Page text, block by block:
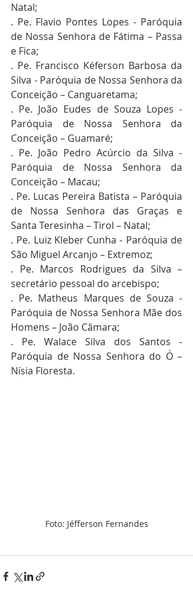
Natal;
. Pe. Flavio Pontes Lopes - Paróquia
de Nossa Senhora de Fátima – Passa
e Fica;
. Pe. Francisco Kéferson Barbosa da
Silva - Paróquia de Nossa Senhora da
Conceição – Canguaretama;
. Pe. João Eudes de Souza Lopes -
Paróquia de Nossa Senhora da
Conceição – Guamaré;
. Pe. João Pedro Acúrcio da Silva -
Paróquia de Nossa Senhora da
Conceição – Macau;
. Pe. Lucas Pereira Batista – Paróquia
de Nossa Senhora das Graças e
Santa Teresinha – Tirol – Natal;
. Pe. Luiz Kleber Cunha - Paróquia de
São Miguel Arcanjo – Extremoz;
. Pe. Marcos Rodrigues da Silva –
secretário pessoal do arcebispo;
. Pe. Matheus Marques de Souza -
Paróquia de Nossa Senhora Mãe dos
Homens – João Câmara;
. Pe. Walace Silva dos Santos -
Paróquia de Nossa Senhora do Ó –
Nísia Floresta.
Foto: Jéfferson Fernandes